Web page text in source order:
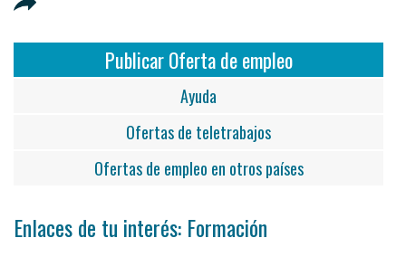
Publicar Oferta de empleo
Ayuda
Ofertas de teletrabajos
Ofertas de empleo en otros países
Enlaces de tu interés: Formación